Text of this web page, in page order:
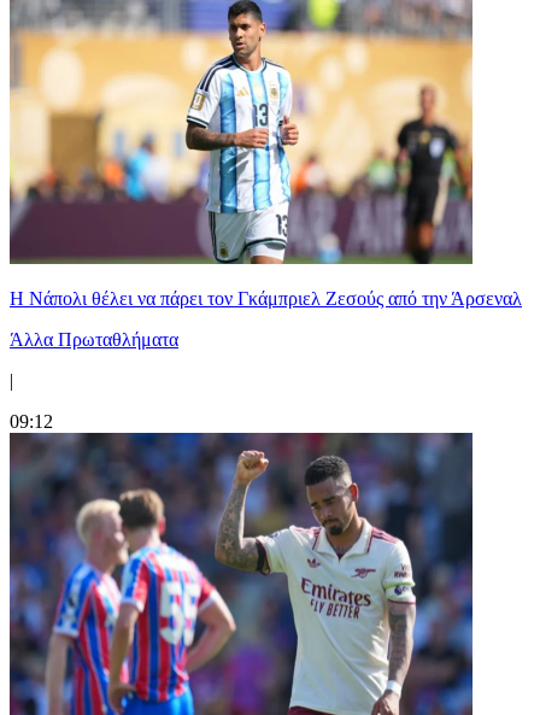
Η Νάπολι θέλει να πάρει τον Γκάμπριελ Ζεσούς από την Άρσεναλ
Άλλα Πρωταθλήματα
|
09:12